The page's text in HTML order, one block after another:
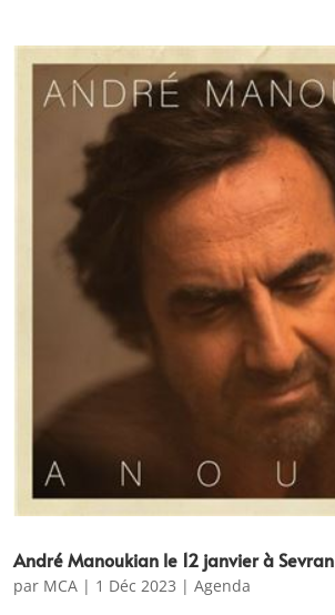
André Manoukian le 12 janvier à Sevran
par MCA | 1 Déc 2023 | Agenda